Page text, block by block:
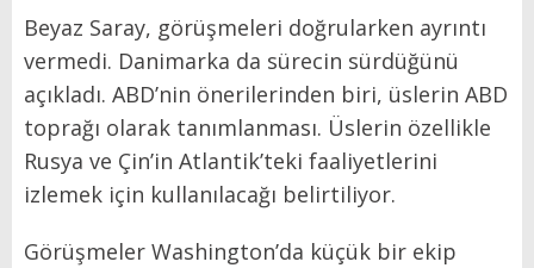
Beyaz Saray, görüşmeleri doğrularken ayrıntı
vermedi. Danimarka da sürecin sürdüğünü
açıkladı. ABD’nin önerilerinden biri, üslerin ABD
toprağı olarak tanımlanması. Üslerin özellikle
Rusya ve Çin’in Atlantik’teki faaliyetlerini
izlemek için kullanılacağı belirtiliyor.
Görüşmeler Washington’da küçük bir ekip